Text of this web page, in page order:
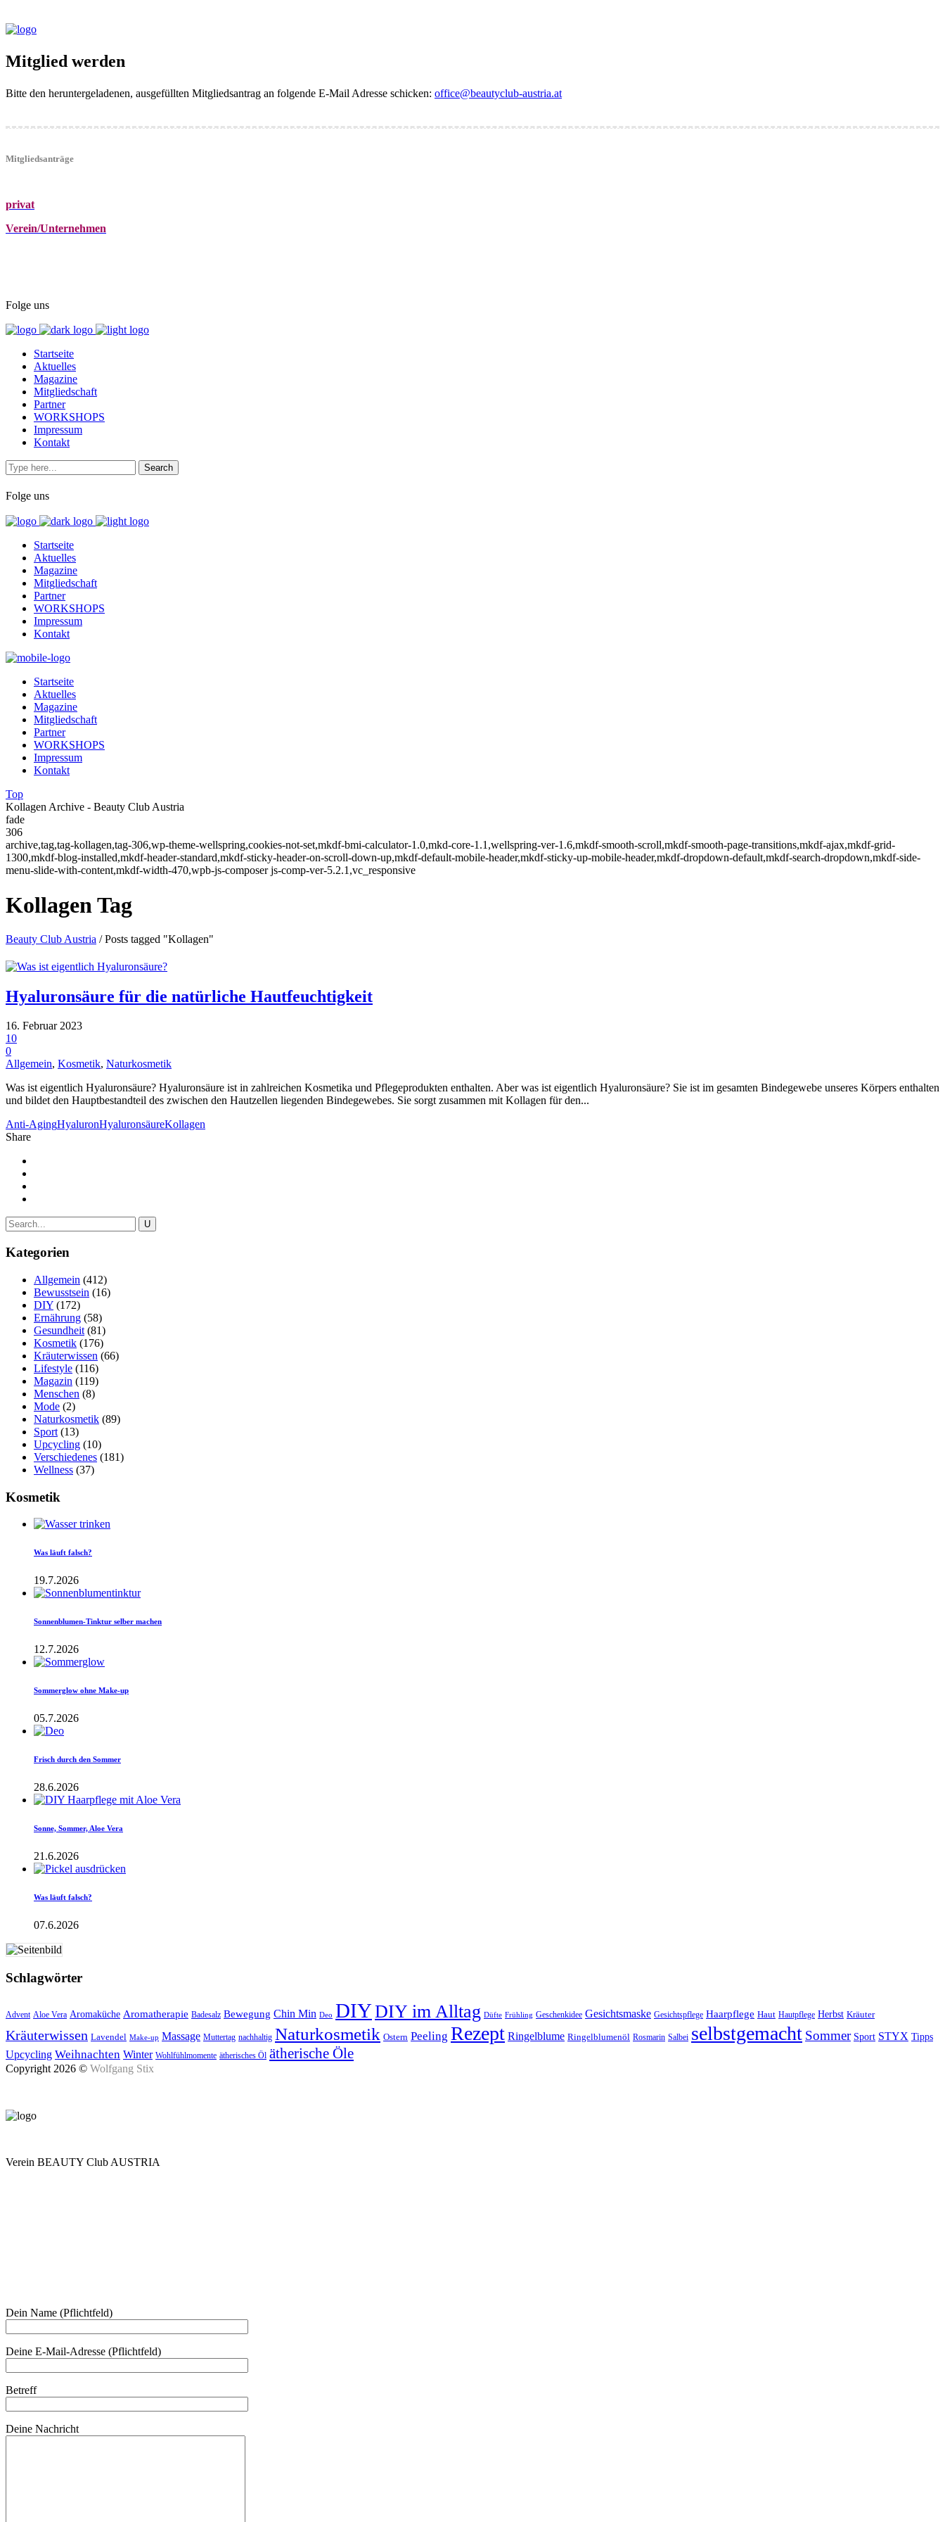
Mitglied werden
Bitte den heruntergeladenen, ausgefüllten Mitgliedsantrag an folgende E-Mail Adresse schicken: office@beautyclub-austria.at
Mitgliedsanträge
privat
Verein/Unternehmen
Folge uns
Startseite
Aktuelles
Magazine
Mitgliedschaft
Partner
WORKSHOPS
Impressum
Kontakt
Folge uns
Startseite
Aktuelles
Magazine
Mitgliedschaft
Partner
WORKSHOPS
Impressum
Kontakt
Startseite
Aktuelles
Magazine
Mitgliedschaft
Partner
WORKSHOPS
Impressum
Kontakt
Top
Kollagen Archive - Beauty Club Austria
fade
306
archive,tag,tag-kollagen,tag-306,wp-theme-wellspring,cookies-not-set,mkdf-bmi-calculator-1.0,mkd-core-1.1,wellspring-ver-1.6,mkdf-smooth-scroll,mkdf-smooth-page-transitions,mkdf-ajax,mkdf-grid-
1300,mkdf-blog-installed,mkdf-header-standard,mkdf-sticky-header-on-scroll-down-up,mkdf-default-mobile-header,mkdf-sticky-up-mobile-header,mkdf-dropdown-default,mkdf-search-dropdown,mkdf-side-
menu-slide-with-content,mkdf-width-470,wpb-js-composer js-comp-ver-5.2.1,vc_responsive
Kollagen Tag
Beauty Club Austria /Posts tagged "Kollagen"
Hyaluronsäure für die natürliche Hautfeuchtigkeit
16. Februar 2023
10
0
Allgemein, Kosmetik, Naturkosmetik
Was ist eigentlich Hyaluronsäure? Hyaluronsäure ist in zahlreichen Kosmetika und Pflegeprodukten enthalten. Aber was ist eigentlich Hyaluronsäure? Sie ist im gesamten Bindegewebe unseres Körpers enthalten
und bildet den Hauptbestandteil des zwischen den Hautzellen liegenden Bindegewebes. Sie sorgt zusammen mit Kollagen für den...
Anti-AgingHyaluronHyaluronsäureKollagen
Share
Kategorien
Allgemein (412)
Bewusstsein (16)
DIY (172)
Ernährung (58)
Gesundheit (81)
Kosmetik (176)
Kräuterwissen (66)
Lifestyle (116)
Magazin (119)
Menschen (8)
Mode (2)
Naturkosmetik (89)
Sport (13)
Upcycling (10)
Verschiedenes (181)
Wellness (37)
Kosmetik
Was läuft falsch?
19.7.2026
Sonnenblumen-Tinktur selber machen
12.7.2026
Sommerglow ohne Make-up
05.7.2026
Frisch durch den Sommer
28.6.2026
Sonne, Sommer, Aloe Vera
21.6.2026
Was läuft falsch?
07.6.2026
Schlagwörter
Advent Aloe Vera Aromaküche Aromatherapie Badesalz Bewegung Chin Min Deo DIYDIY im Alltag Düfte Frühling Geschenkidee Gesichtsmaske Gesichtspflege Haarpflege Haut Hautpflege Herbst Kräuter
Kräuterwissen Lavendel Make-up Massage Muttertag nachhaltig Naturkosmetik Ostern Peeling Rezept Ringelblume Ringelblumenöl Rosmarin Salbei selbstgemacht Sommer Sport STYX Tipps
Upcycling Weihnachten Winter Wohlfühlmomente ätherisches Öl ätherische Öle
Copyright 2026 © Wolfgang Stix
Verein BEAUTY Club AUSTRIA
Dein Name (Pflichtfeld)
Deine E-Mail-Adresse (Pflichtfeld)
Betreff
Deine Nachricht